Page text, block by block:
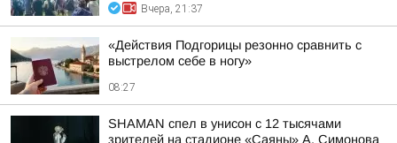
Вчера, 21:37
«Действия Подгорицы резонно сравнить с
выстрелом себе в ногу»
08:27
SHAMAN спел в унисон с 12 тысячами
зрителей на стадионе «Саяны» А. Симонова